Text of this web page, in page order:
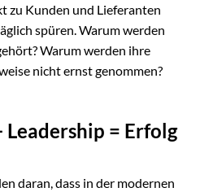
zu Kunden und Lieferanten
spüren. Warum werden
Warum werden ihre
nicht ernst genommen?
Leadership = Erfolg
daran, dass in der modernen